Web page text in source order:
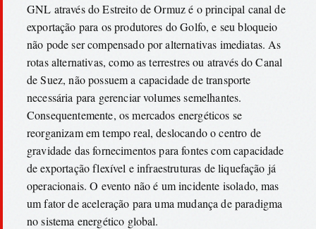
GNL através do Estreito de Ormuz é o principal canal de
exportação para os produtores do Golfo, e seu bloqueio
não pode ser compensado por alternativas imediatas. As
rotas alternativas, como as terrestres ou através do Canal
de Suez, não possuem a capacidade de transporte
necessária para gerenciar volumes semelhantes.
Consequentemente, os mercados energéticos se
reorganizam em tempo real, deslocando o centro de
gravidade das fornecimentos para fontes com capacidade
de exportação flexível e infraestruturas de liquefação já
operacionais. O evento não é um incidente isolado, mas
um fator de aceleração para uma mudança de paradigma
no sistema energético global.